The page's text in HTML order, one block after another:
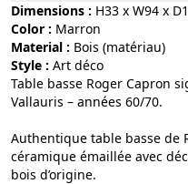
Dimensions : H33 x W94 x
Color :
marron
Material :
bois (matériau)
Style :
art déco
Table basse Roger Capron
Vallauris – années 60/70.
Authentique table basse de
céramique émaillée avec
bois d’origine.